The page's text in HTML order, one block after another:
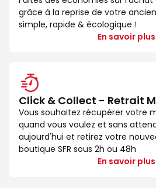
grâce à la reprise de votre
simple, rapide & écologique !
En savoir plus
Click & Collect - Retrait
Vous souhaitez récupérer votre
quand vous voulez et sans
aujourd'hui et retirez votre
boutique SFR sous 2h ou 48h
En savoir plus